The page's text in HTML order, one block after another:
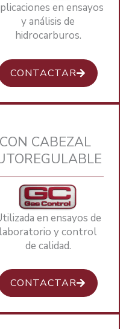
en ensayos
y análisis de
hidrocarburos.
CONTACTAR
CABEZAL
en ensayos de
laboratorio y control
de calidad.
CONTACTAR